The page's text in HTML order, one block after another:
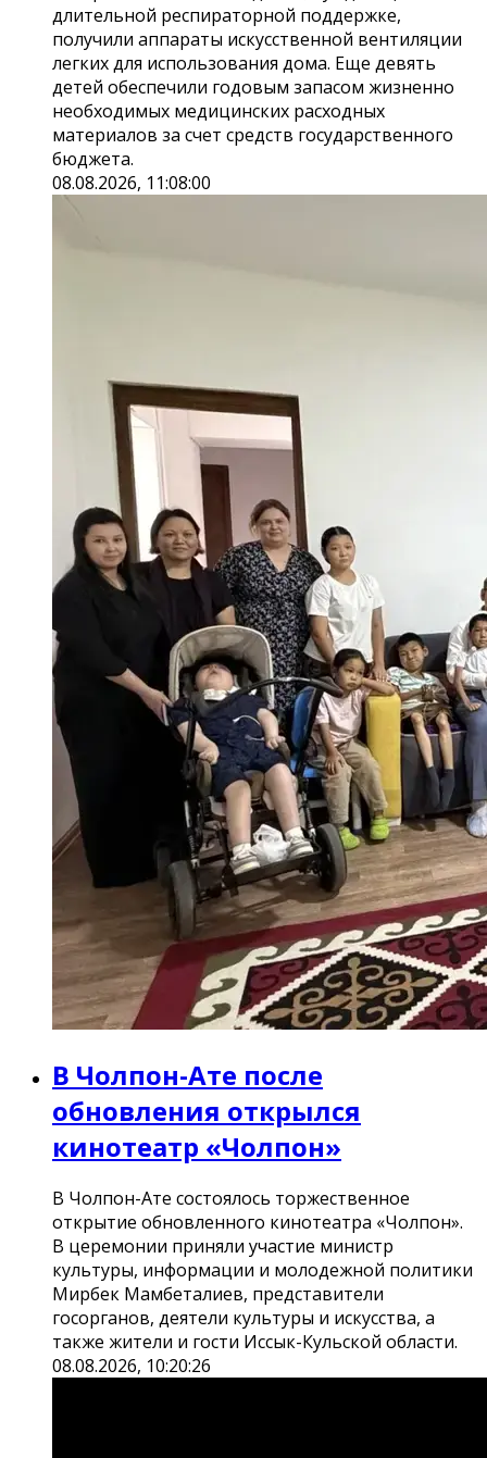
длительной респираторной поддержке,
получили аппараты искусственной вентиляции
легких для использования дома. Еще девять
детей обеспечили годовым запасом жизненно
необходимых медицинских расходных
материалов за счет средств государственного
бюджета.
08.08.2026, 11:08:00
В Чолпон-Ате после
обновления открылся
кинотеатр «Чолпон»
В Чолпон-Ате состоялось торжественное
открытие обновленного кинотеатра «Чолпон».
В церемонии приняли участие министр
культуры, информации и молодежной политики
Мирбек Мамбеталиев, представители
госорганов, деятели культуры и искусства, а
также жители и гости Иссык-Кульской области.
08.08.2026, 10:20:26